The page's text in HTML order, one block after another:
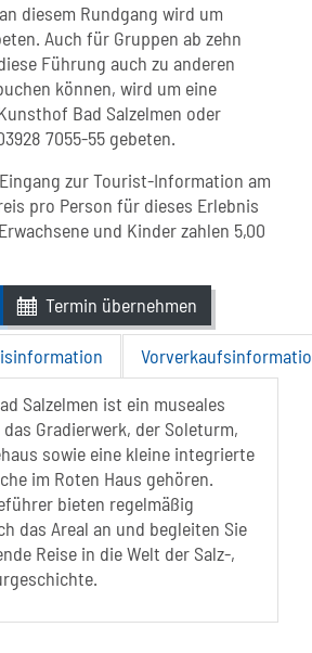
diesem Rundgang wird um
Auch für Gruppen ab zehn
Führung auch zu anderen
können, wird um eine
Bad Salzelmen oder
7055-55 gebeten.
zur Tourist-Information am
pro Person für dieses Erlebnis
und Kinder zahlen 5,00
Termin übernehmen
Salzelmen ist ein museales
Gradierwerk, der Soleturm,
sowie eine kleine integrierte
im Roten Haus gehören.
bieten regelmäßig
das Areal an und begleiten Sie
Reise in die Welt der Salz-,